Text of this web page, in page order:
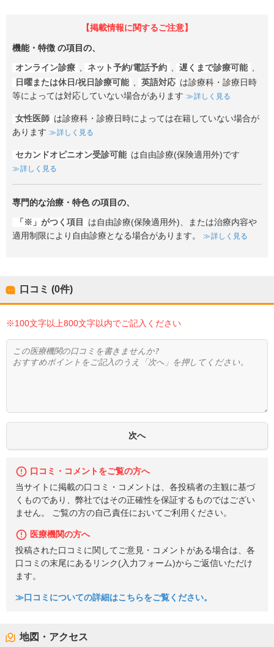
【掲載情報に関するご注意】
機能・特徴 の項目の、
オンライン診療 , ネット予約/電話予約 , 遅くまで診療可能 ,
日曜または休日/祝日診療可能 , 英語対応 は診療科・診療日時
等によっては対応していない場合があります
詳しく見る
女性医師 は診療科・診療日時によっては在籍していない場合が
あります
詳しく見る
セカンドオピニオン受診可能 は自由診療(保険適用外)です
詳しく見る
専門的な治療・特色の項目の、
「※」がつく項目
は自由診療(保険適用外)、または治療内容や
適用制限により自由診療となる場合があります。
詳しく見る
口コミ (0件)
※100文字以上800文字以内でご記入ください
口コミ・コメントをご覧の方へ
当サイトに掲載の口コミ・コメントは、各投稿者の主観に基づ
くものであり、弊社ではその正確性を保証するものではござい
ません。 ご覧の方の自己責任においてご利用ください。
医療機関の方へ
投稿された口コミに関してご意見・コメントがある場合は、各
口コミの末尾にあるリンク(入力フォーム)からご返信いただけ
ます。
≫口コミについての詳細はこちらをご覧ください。
地図・アクセス